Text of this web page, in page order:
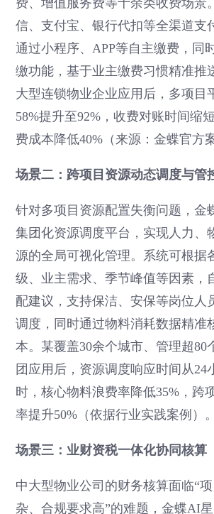
费、增值服务费等十余类收费场景
信、支付宝、银行代扣等全渠道支
通过小程序、APP等自主缴费，同
缴功能，基于业主缴费习惯精准推
大型连锁物业企业应用后，多项目
58%提升至92%，收费对账时间缩
费成本降低40%（来源：金蝶官方
场景二：跨项目资源动态调度与管
针对多项目资源配置失衡问题，金
集团化资源调度平台，实现人力、
源的全局可视化管理。系统可根据
级、业主需求、季节峰值等因素，
配建议，支持保洁、安保等岗位人
调度，同时通过物料消耗数据精准
本。某覆盖30余个城市、管理超80
团应用后，资源调度响应时间从24
时，核心物料浪费率降低35%，跨
率提升50%（依据行业实践案例）。
场景三：业财资税一体化协同核算
中大型物业公司的财务核算面临“
杂、合规要求高”的难题，金蝶AI